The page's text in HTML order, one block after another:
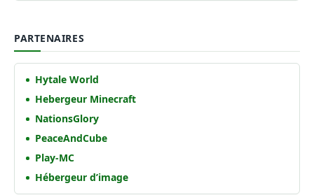
PARTENAIRES
Hytale World
Hebergeur Minecraft
NationsGlory
PeaceAndCube
Play-MC
Hébergeur d’image